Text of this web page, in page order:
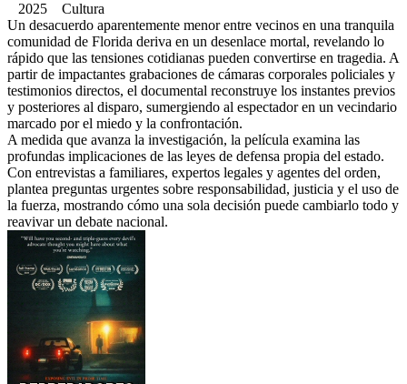
2025 Cultura
Un desacuerdo aparentemente menor entre vecinos en una tranquila
comunidad de Florida deriva en un desenlace mortal, revelando lo
rápido que las tensiones cotidianas pueden convertirse en tragedia. A
partir de impactantes grabaciones de cámaras corporales policiales y
testimonios directos, el documental reconstruye los instantes previos
y posteriores al disparo, sumergiendo al espectador en un vecindario
marcado por el miedo y la confrontación.
A medida que avanza la investigación, la película examina las
profundas implicaciones de las leyes de defensa propia del estado.
Con entrevistas a familiares, expertos legales y agentes del orden,
plantea preguntas urgentes sobre responsabilidad, justicia y el uso de
la fuerza, mostrando cómo una sola decisión puede cambiarlo todo y
reavivar un debate nacional.